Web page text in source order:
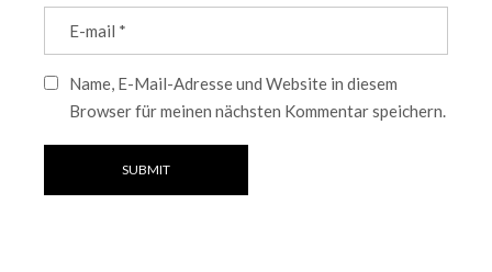
Name, E-Mail-Adresse und Website in diesem
Browser für meinen nächsten Kommentar speichern.
SUBMIT